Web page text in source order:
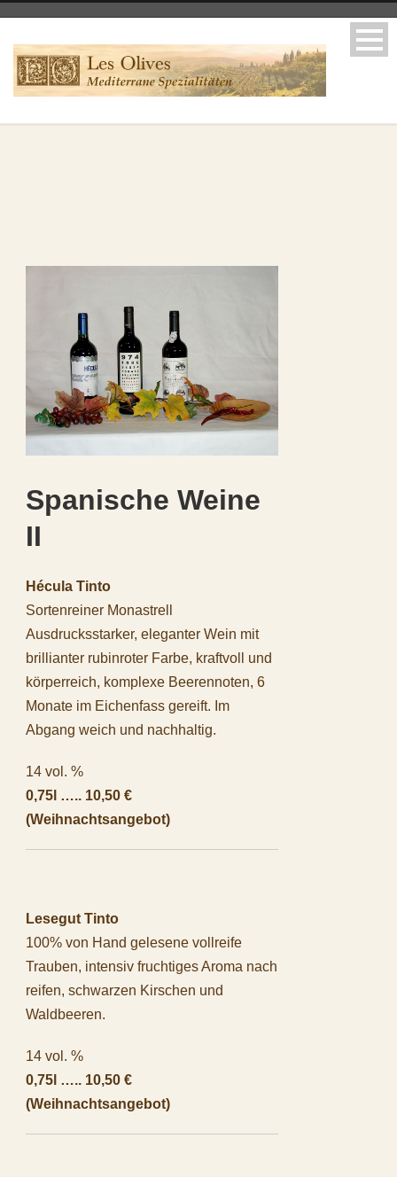
Spanische Weine
II
Hécula Tinto
Sortenreiner Monastrell
Ausdrucksstarker, eleganter Wein mit
brillianter rubinroter Farbe, kraftvoll und
körperreich, komplexe Beerennoten, 6
Monate im Eichenfass gereift. Im
Abgang weich und nachhaltig.
14 vol. %
0,75l ….. 10,50 €
(Weihnachtsangebot)
Lesegut Tinto
100% von Hand gelesene vollreife
Trauben, intensiv fruchtiges Aroma nach
reifen, schwarzen Kirschen und
Waldbeeren.
14 vol. %
0,75l ….. 10,50 €
(Weihnachtsangebot)